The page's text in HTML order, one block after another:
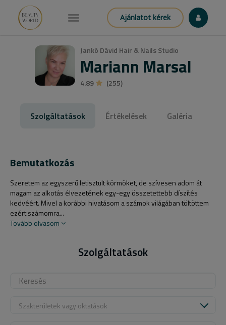
Ajánlatot kérek
Jankó Dávid Hair & Nails Studio
Mariann Marsal
4.89 (255)
Szolgáltatások Értékelések Galéria
Bemutatkozás
Szeretem az egyszerű letisztult körmöket, de szívesen adom át
magam az alkotás élvezetének egy-egy összetettebb díszítés
kedvéért. Mivel a korábbi hivatásom a számok világában töltöttem
ezért számomra...
Tovább olvasom
Szolgáltatások
Szakterületek vagy oktatások